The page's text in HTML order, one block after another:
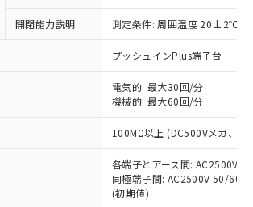
開閉能力説明 測定条件: 周囲温度 20±2℃、
プッシュインPlus端子台
電気的: 最大30回/分
機械的: 最大60回/分
100MΩ以上 (DC500Vメガ、点
各端子とアース間: AC2500V
同極端子間: AC2500V 50/
(初期値)
さい。
サービスは、当社制御機器事業取扱
品の当社在庫状況および標準価格
抜)を提供させていただくもので
社制御機器事業取扱商品の中には、
サービスの対象外となる商品もある
とをご了承ください。
庫状況および標準価格照会結果は、
なし：EU RoHS指令（10物質）の
非対応の商品で、対応品を出す予
せん。
認中：EU RoHS指令（10物質）の
応状況を調査中または確認中の
と関係のない商品です。
の事情により、非含有部品として
が、含有品と判明した場合などや
変更することがあります。
RoHS○×表
最大均質材料含有率が中国RoHSの
であることを示します。
最大均質材料含有率が中国RoHSの
超えていることを示します。
未確認です。当社販売部門へお問
社は、これら貴社製品のうち、外国
替および外国貿易法に定める商品